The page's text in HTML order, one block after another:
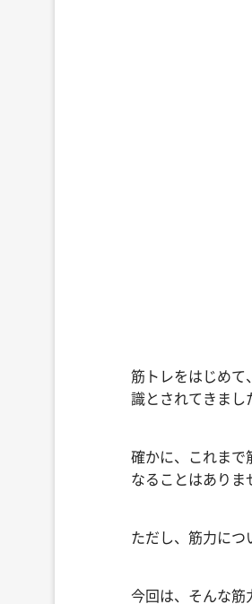
筋トレをはじめて
識とされてきまし
確かに、これまで
なることはありま
ただし、筋力に